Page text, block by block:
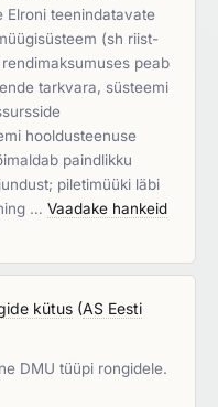
Elroni teenindatavate
(sh riist-
peab
tarkvara, süsteemi
hooldusteenuse
paindlikku
piletimüüki läbi
… Vaadake hankeid
kütus (AS Eesti
DMU tüüpi rongidele.